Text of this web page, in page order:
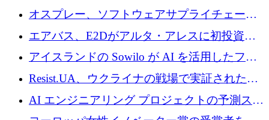
グループとしてポートフォリオを拡大し ETG
に買収
オスプレー、ソフトウェアサプライチェーン
攻撃を阻止するために265万ドルを確保
エアバス、E2Dがアルタ・アレスに初投資、
欧州防衛技術ファンドに5億ユーロを拠出
アイスランドの Sowilo が AI を活用したファ
ッション製品インテリジェンス プラットフォ
ームを拡大するためにプレシードを調達
Resist.UA、ウクライナの戦場で実証された防
衛技術を拡大するために5,000万ユーロの欧州
基金を立ち上げる
AI エンジニアリング プロジェクトの予測スタ
ートアップ Cascade が a16z アクセラレータか